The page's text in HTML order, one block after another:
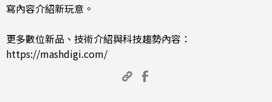
寫內容介紹新玩意。
更多數位新品、技術介紹與科技趨勢內容：
https://mashdigi.com/